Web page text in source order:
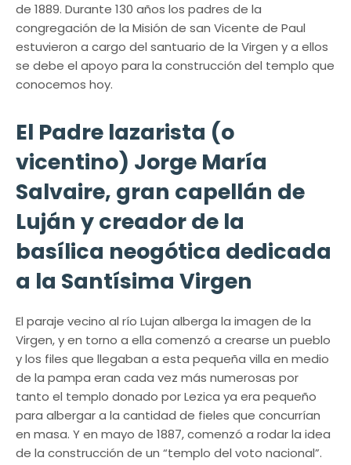
de 1889. Durante 130 años los padres de la
congregación de la Misión de san Vicente de Paul
estuvieron a cargo del santuario de la Virgen y a ellos
se debe el apoyo para la construcción del templo que
conocemos hoy.
El Padre lazarista (o
vicentino) Jorge María
Salvaire, gran capellán de
Luján y creador de la
basílica neogótica dedicada
a la Santísima Virgen
El paraje vecino al río Lujan alberga la imagen de la
Virgen, y en torno a ella comenzó a crearse un pueblo
y los files que llegaban a esta pequeña villa en medio
de la pampa eran cada vez más numerosas por
tanto el templo donado por Lezica ya era pequeño
para albergar a la cantidad de fieles que concurrían
en masa. Y en mayo de 1887, comenzó a rodar la idea
de la construcción de un “templo del voto nacional”.